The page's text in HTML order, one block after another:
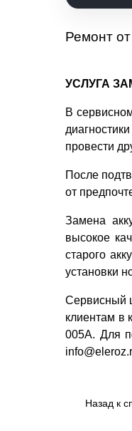
Ремонт
УСЛУГА
В
провести
После
от
Замена
высокое
старого
установки
Сервисный
клиентам в
005A. Для
Назад к